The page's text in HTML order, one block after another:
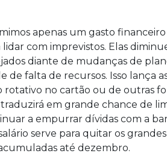
apenas um gasto
com imprevistos. Elas
diante de mudanças de
falta de recursos. Isso lança
rotativo no cartão ou de outras
traduzirá em grande chance de
a empurrar dívidas com a
serve para quitar os
até dezembro.